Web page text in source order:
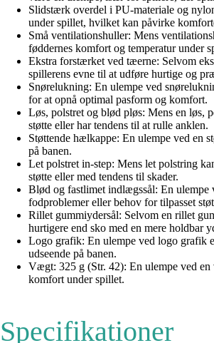
Slidstærk overdel i PU-materiale og
under spillet, hvilket kan påvirke
Små ventilationshuller: Mens
føddernes komfort og temperatur under
Ekstra forstærket ved tæerne: Selvom
spillerens evne til at udføre hurtige og
Snørelukning: En ulempe ved
for at opnå optimal pasform og komfort.
Løs, polstret og blød pløs: Mens en løs,
støtte eller har tendens til at rulle anklen.
Støttende hælkappe: En ulempe ved en
på banen.
Let polstret in-step: Mens let polstring
støtte eller med tendens til skader.
Blød og fastlimet indlægssål: En ulempe
fodproblemer eller behov for tilpasset
Rillet gummiydersål: Selvom en rillet
hurtigere end sko med en mere holdbar
Logo grafik: En ulempe ved logo grafik
udseende på banen.
Vægt: 325 g (Str. 42): En ulempe ved
komfort under spillet.
Specifikationer